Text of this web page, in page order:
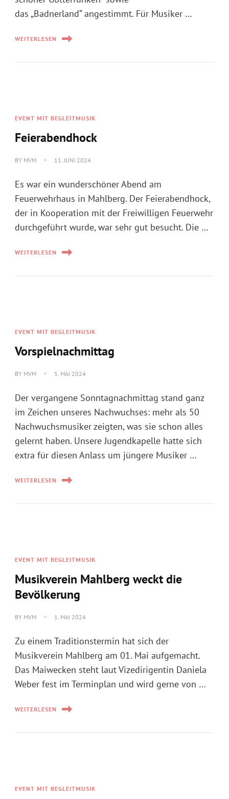
das „Badnerland“ angestimmt. Für Musiker …
WEITERLESEN
EVENT MIT BEGLEITMUSIK
Feierabendhock
BY MVM 11. JUNI 2024
Es war ein wunderschöner Abend am
Feuerwehrhaus in Mahlberg. Der Feierabendhock,
der in Kooperation mit der Freiwilligen Feuerwehr
durchgeführt wurde, war sehr gut besucht. Die …
WEITERLESEN
EVENT MIT BEGLEITMUSIK
Vorspielnachmittag
BY MVM 5. MAI 2024
Der vergangene Sonntagnachmittag stand ganz
im Zeichen unseres Nachwuchses: mehr als 50
Nachwuchsmusiker zeigten, was sie schon alles
gelernt haben. Unsere Jugendkapelle hatte sich
extra für diesen Anlass um jüngere Musiker …
WEITERLESEN
EVENT MIT BEGLEITMUSIK
Musikverein Mahlberg weckt die
Bevölkerung
BY MVM 1. MAI 2024
Zu einem Traditionstermin hat sich der
Musikverein Mahlberg am 01. Mai aufgemacht.
Das Maiwecken steht laut Vizedirigentin Daniela
Weber fest im Terminplan und wird gerne von …
WEITERLESEN
EVENT MIT BEGLEITMUSIK